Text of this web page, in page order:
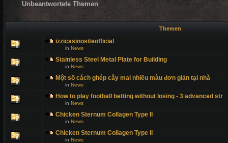
Unbeantwortete Themen
Themen
izzicasinositeofficial
in News
Stainless Steel Metal Plate for Building
in News
Một số cách ghép cây mai nhiều màu đơn giản tại nhà
in News
How to play football betting without losing - 3 advanced str
in News
Chicken Sternum Collagen Type II
in News
Chicken Sternum Collagen Type II
in News